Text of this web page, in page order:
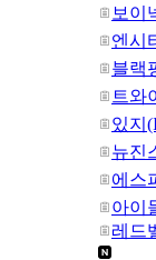
보이
엔시
블랙
트와
있지
뉴진
에스
아이
레드